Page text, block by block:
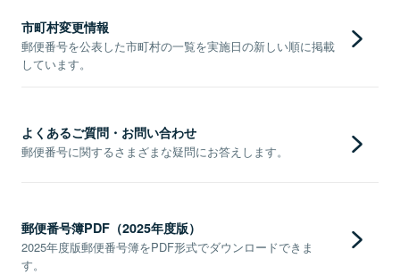
市町村変更情報
郵便番号を公表した市町村の一覧を実施日の新しい順に掲載
しています。
よくあるご質問・お問い合わせ
郵便番号に関するさまざまな疑問にお答えします。
郵便番号簿PDF（2025年度版）
2025年度版郵便番号簿をPDF形式でダウンロードできま
す。